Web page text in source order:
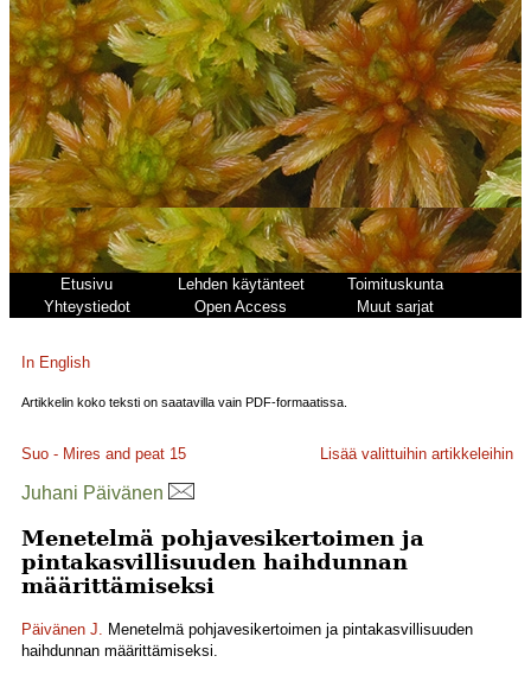
Etusivu Lehden käytänteet
Toimituskunta
Yhteystiedot
Open Access Muut sarjat
In English
Artikkelin koko teksti on saatavilla vain PDF-formaatissa.
Suo - Mires and peat 15 Lisää valittuihin artikkeleihin
Juhani Päivänen
Menetelmä pohjavesikertoimen ja
pintakasvillisuuden haihdunnan
määrittämiseksi
Päivänen J. Menetelmä pohjavesikertoimen ja pintakasvillisuuden
haihdunnan määrittämiseksi.